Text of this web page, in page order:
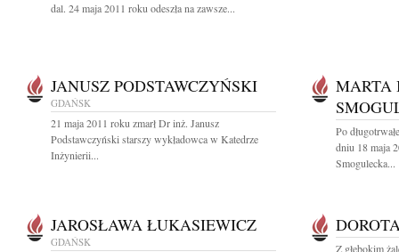
dal. 24 maja 2011 roku odeszła na zawsze...
JANUSZ PODSTAWCZYŃSKI
GDAŃSK
21 maja 2011 roku zmarł Dr inż. Janusz
Podstawczyński starszy wykładowca w Katedrze
Inżynierii...
MARTA
Po
dniu 18 maja
Smogulecka...
JAROSŁAWA ŁUKASIEWICZ
GDAŃSK
Z głębokim